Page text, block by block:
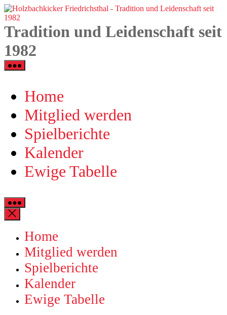
Zum
Inhalt
springen
Tradition und Leidenschaft seit
1982
Home
Mitglied werden
Spielberichte
Kalender
Ewige Tabelle
Home
Mitglied werden
Spielberichte
Kalender
Ewige Tabelle